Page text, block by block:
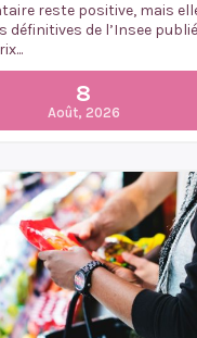
reste positive, mais
définitives de l’Insee
8
Août, 2026